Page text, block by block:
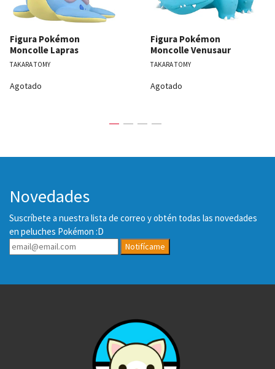
Figura Pokémon
Moncolle Lapras
TAKARA TOMY
Agotado
Figura Pokémon
Moncolle Venusaur
TAKARA TOMY
Agotado
Novedades
Suscríbete a nuestra lista de correo y obtén todas las novedades
en peluches Pokémon :D
Notifícame